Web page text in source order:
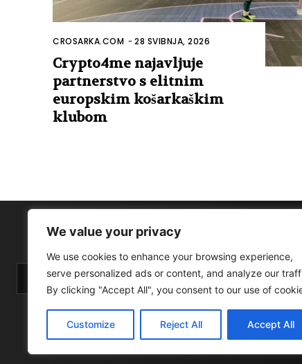
We value your privacy
We use cookies to enhance your browsing experience,
serve personalized ads or content, and analyze our
By clicking "Accept All", you consent to our use of
Customize Reject All Accept All
CROSARKA.COM -28 SVIBNJA, 2026
Crypto4me najavljuje
partnerstvo s elitnim
europskim košarkaškim
klubom